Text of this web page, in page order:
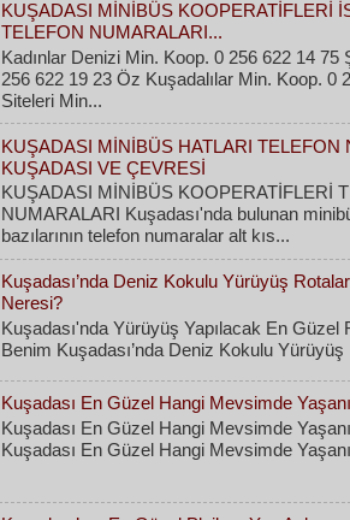
KUŞADASI MİNİBÜS KOOPERATİFLERİ
TELEFON NUMARALARI...
Kadınlar Denizi Min. Koop. 0 256 622 14 75
256 622 19 23 Öz Kuşadalılar Min. Koop. 0
Siteleri Min...
KUŞADASI MİNİBÜS HATLARI TELEFON
KUŞADASI VE ÇEVRESİ
KUŞADASI MİNİBÜS KOOPERATİFLERİ
NUMARALARI Kuşadası'nda bulunan
bazılarının telefon numaralar alt kıs...
Kuşadası’nda Deniz Kokulu Yürüyüş
Neresi?
Kuşadası'nda Yürüyüş Yapılacak En Güzel
Benim Kuşadası’nda Deniz Kokulu Yürüyüş
Kuşadası En Güzel Hangi Mevsimde
Kuşadası En Güzel Hangi Mevsimde
Kuşadası En Güzel Hangi Mevsimde